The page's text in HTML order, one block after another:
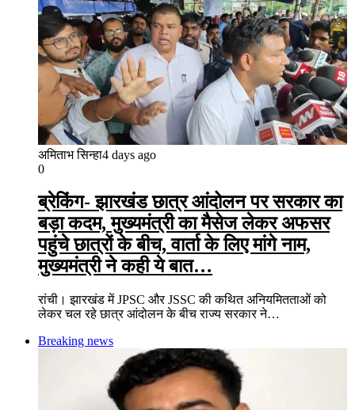
अमिताभ सिन्हा4 days ago
0
ब्रेकिंग- झारखंड छात्र आंदोलन पर सरकार का
बड़ा कदम, मुख्यमंत्री का मैसेज लेकर अफसर
पहुंचे छात्रों के बीच, वार्ता के लिए मांगे नाम,
मुख्यमंत्री ने कही ये बात…
रांची। झारखंड में JPSC और JSSC की कथित अनियमितताओं को
लेकर चल रहे छात्र आंदोलन के बीच राज्य सरकार ने…
Breaking news